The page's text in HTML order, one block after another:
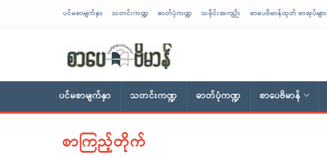
ပင်မစာမျက်နှာ သတင်းကဏ္ဍ ဓာတ်ပုံကဏ္ဍ သမိုင်းအကျဉ်း စာပေဗိမာန်ထုတ် စာအုပ်များ
ပင်မစာမျက်နှာ သတင်းကဏ္ဍ ဓာတ်ပုံကဏ္ဍ စာပေဗိမာန်
စာကြည့်တိုက်